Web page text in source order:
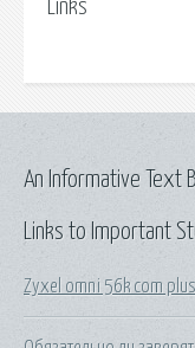
Links
Links to Important
Zyxel omni 56k com
An Informative Text